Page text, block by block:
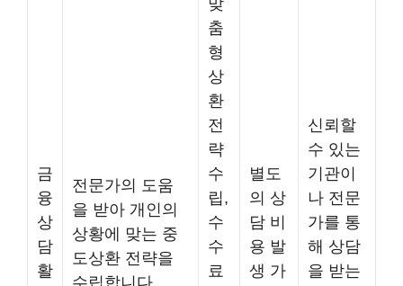
금
융
상
담
활
전문가의 도움
을 받아 개인의
상황에 맞는 중
도상환 전략을
수립합니다.
맞
춤
형
상
환
전
략
수
립,
수
수
료
별도
의 상
담 비
용 발
생 가
신뢰할
수 있는
기관이
나 전문
가를 통
해 상담
을 받는